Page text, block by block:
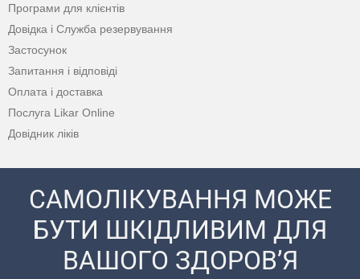
Програми для клієнтів
Довідка і Служба резервування
Застосунок
Запитання і відповіді
Оплата і доставка
Послуга Likar Online
Довідник ліків
САМОЛІКУВАННЯ МОЖЕ
БУТИ ШКІДЛИВИМ ДЛЯ
ВАШОГО ЗДОРОВ’Я